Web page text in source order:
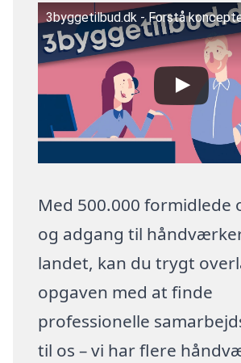
3byggetilbud.dk - Forstå
Med 500.000 formidlede
og adgang til
landet, kan du trygt
opgaven med at finde
professionelle
til os – vi har flere